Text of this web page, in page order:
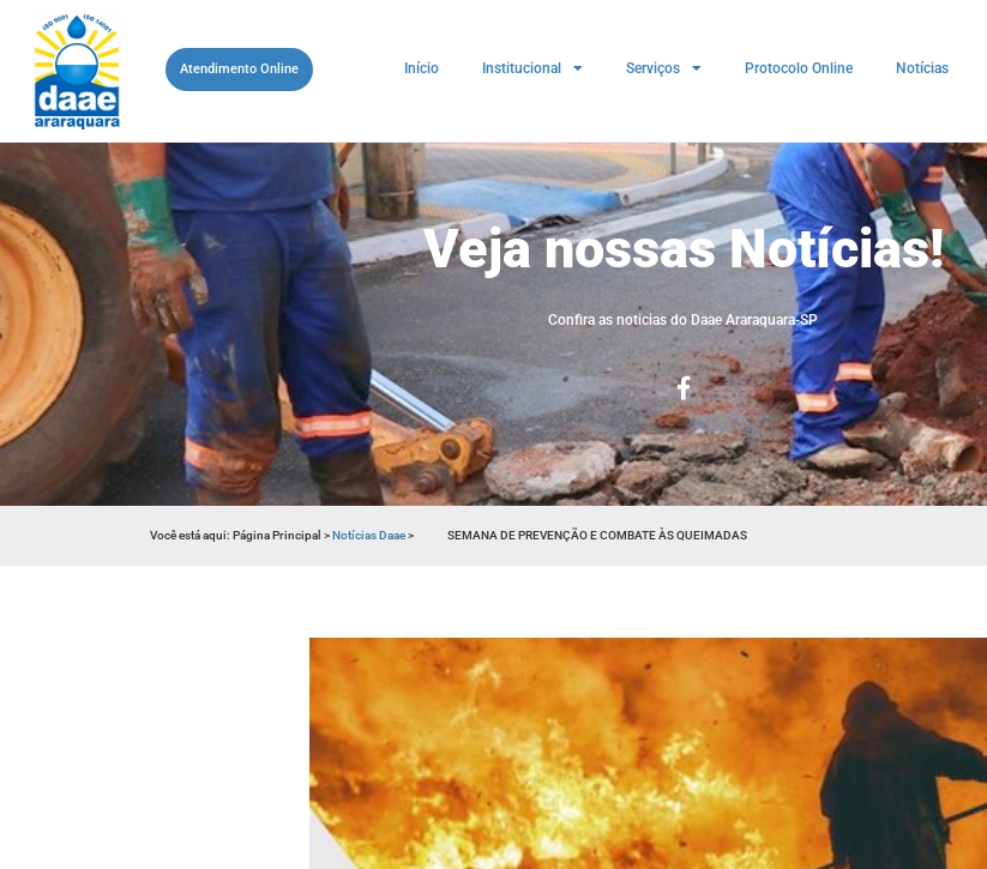
Atendimento Online Início Institucional Serviços Protocolo Online Notícias
Veja nossas Notícias!
Confira as noticias do Daae Araraquara-SP
Você está aqui:Página Principal>Notícias Daae> SEMANA DE PREVENÇÃO E COMBATE ÀS QUEIMADAS